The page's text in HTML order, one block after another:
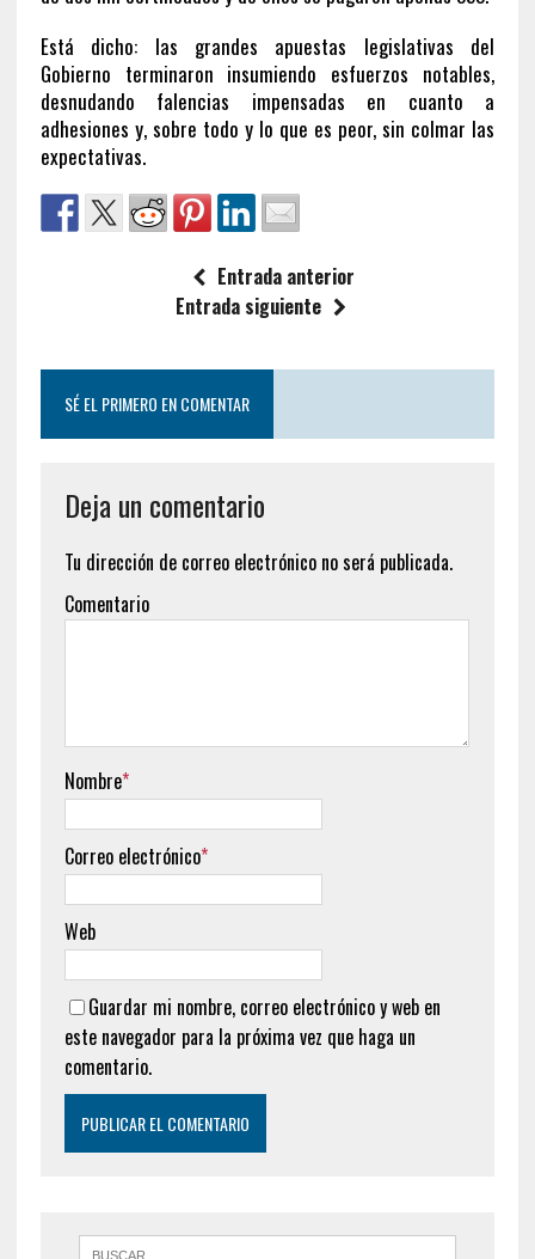
Está dicho: las grandes apuestas legislativas del
Gobierno terminaron insumiendo esfuerzos notables,
desnudando falencias impensadas en cuanto a
adhesiones y, sobre todo y lo que es peor, sin colmar las
expectativas.
Entrada anterior
Entrada siguiente
SÉ EL PRIMERO EN COMENTAR
Deja un comentario
Tu dirección de correo electrónico no será publicada.
Comentario
Nombre*
Correo electrónico*
Web
Guardar mi nombre, correo electrónico y web en
este navegador para la próxima vez que haga un
comentario.